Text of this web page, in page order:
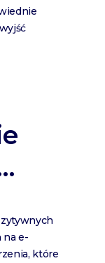
na e-
które